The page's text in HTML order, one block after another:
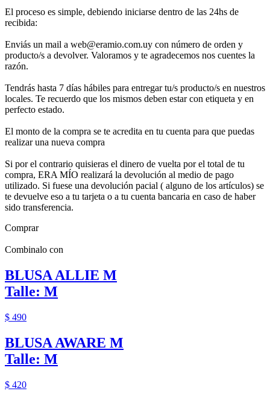
El proceso es simple, debiendo iniciarse dentro de las 24hs de
recibida:
Enviás un mail a web@eramio.com.uy con número de orden y
producto/s a devolver. Valoramos y te agradecemos nos cuentes la
razón.
Tendrás hasta 7 días hábiles para entregar tu/s producto/s en nuestros
locales. Te recuerdo que los mismos deben estar con etiqueta y en
perfecto estado.
El monto de la compra se te acredita en tu cuenta para que puedas
realizar una nueva compra
Si por el contrario quisieras el dinero de vuelta por el total de tu
compra, ERA MÍO realizará la devolución al medio de pago
utilizado. Si fuese una devolución pacial ( alguno de los artículos) se
te devuelve eso a tu tarjeta o a tu cuenta bancaria en caso de haber
sido transferencia.
Comprar
Combinalo con
BLUSA ALLIE M
Talle: M
$ 490
BLUSA AWARE M
Talle: M
$ 420